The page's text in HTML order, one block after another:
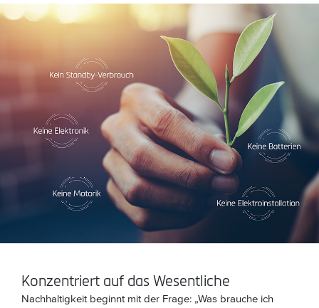
Konzentriert auf das Wesentliche
Nachhaltigkeit beginnt mit der Frage: „Was brauche ich